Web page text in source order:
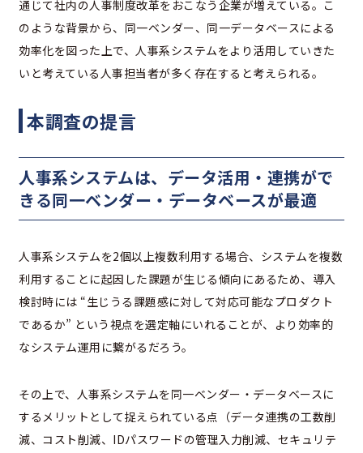
通じて社内の人事制度改革をおこなう企業が増えている。こ
のような背景から、同一ベンダー、同一データベースによる
効率化を図った上で、人事系システムをより活用していきた
いと考えている人事担当者が多く存在すると考えられる。
本調査の提言
人事系システムは、データ活用・連携がで
きる同一ベンダー・データベースが最適
人事系システムを2個以上複数利用する場合、システムを複数
利用することに起因した課題が生じる傾向にあるため、導入
検討時には “生じうる課題感に対して対応可能なプロダクト
であるか” という視点を選定軸にいれることが、より効率的
なシステム運用に繋がるだろう。
その上で、人事系システムを同一ベンダー・データベースに
するメリットとして捉えられている点（データ連携の工数削
減、コスト削減、IDパスワードの管理入力削減、セキュリテ